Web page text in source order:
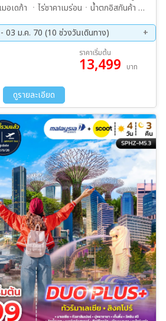
เดก้า ㆍไร่ชาคาเมร่อนㆍน้ำตกอิสกันค้า ㆍ
03 ม.ค. 70 (10 ช่วงวันเดินทาง)
24 ก.ย. 69 - 27 ก.ย. 69
22 ต.ค. 69 - 25 ต.ค. 69
04 ธ.ค. 69 - 07 ธ.ค. 69
29 ธ.ค. 69 - 01 ม.ค. 70
31 ธ.ค. 69 - 03 ม.ค. 70
ราคาเริ่มต้น
13,499 บาท
ดูรายละเอียด